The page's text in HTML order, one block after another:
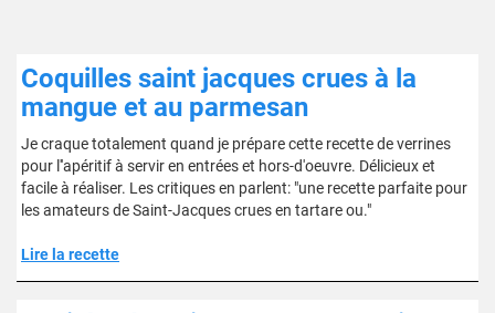
Coquilles saint jacques crues à la
mangue et au parmesan
Je craque totalement quand je prépare cette recette de verrines
pour l''apéritif à servir en entrées et hors-d'oeuvre. Délicieux et
facile à réaliser. Les critiques en parlent: "une recette parfaite pour
les amateurs de Saint-Jacques crues en tartare ou."
Lire la recette